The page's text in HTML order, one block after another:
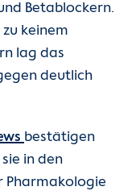
Betablockern.
keinem
lag das
deutlich
bestätigen
in den
Pharmakologie